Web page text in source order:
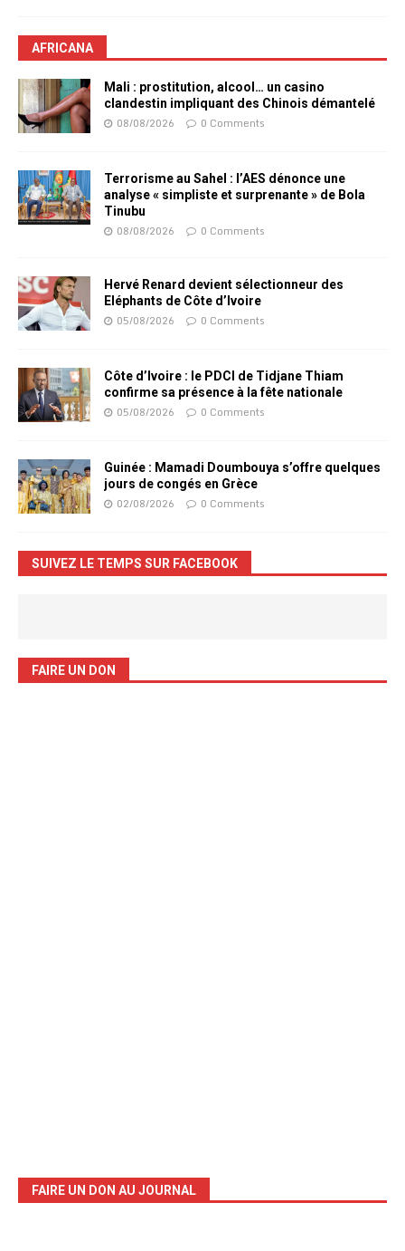
AFRICANA
Mali : prostitution, alcool… un casino
clandestin impliquant des Chinois démantelé
08/08/2026 0 Comments
Terrorisme au Sahel : l’AES dénonce une
analyse « simpliste et surprenante » de Bola
Tinubu
08/08/2026 0 Comments
Hervé Renard devient sélectionneur des
Eléphants de Côte d’Ivoire
05/08/2026 0 Comments
Côte d’Ivoire : le PDCI de Tidjane Thiam
confirme sa présence à la fête nationale
05/08/2026 0 Comments
Guinée : Mamadi Doumbouya s’offre quelques
jours de congés en Grèce
02/08/2026 0 Comments
SUIVEZ LE TEMPS SUR FACEBOOK
FAIRE UN DON
FAIRE UN DON AU JOURNAL